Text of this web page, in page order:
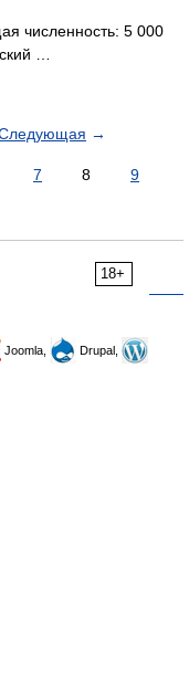
численность: 5 000
…
→
7 8
9
18+
Joomla,
Drupal,